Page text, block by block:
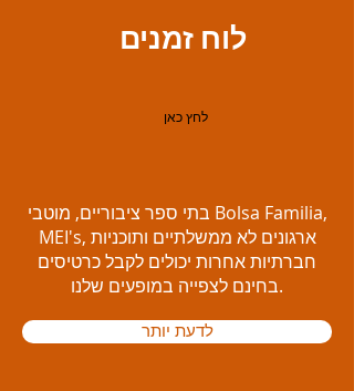
לוח זמנים
לחץ כאן
בתי ספר ציבוריים, מוטבי Bolsa Familia,
MEI's, ארגונים לא ממשלתיים ותוכניות
חברתיות אחרות יכולים לקבל כרטיסים
בחינם לצפייה במופעים שלנו.
לדעת יותר